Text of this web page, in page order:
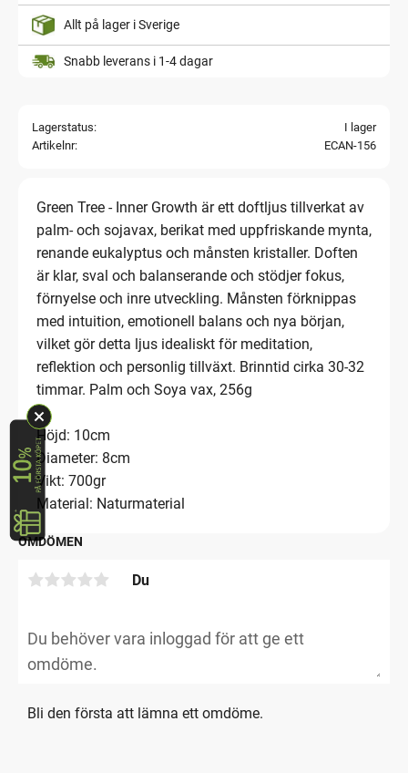
Allt på lager i Sverige
Snabb leverans i 1-4 dagar
Lagerstatus
I lager
Artikelnr
ECAN-156
Green Tree - Inner Growth är ett doftljus tillverkat av
palm- och sojavax, berikat med uppfriskande mynta,
renande eukalyptus och månsten kristaller. Doften
är klar, sval och balanserande och stödjer fokus,
förnyelse och inre utveckling. Månsten förknippas
med intuition, emotionell balans och nya början,
vilket gör detta ljus idealiskt för meditation,
reflektion och personlig tillväxt. Brinntid cirka 30-32
timmar. Palm och Soya vax, 256g
Höjd: 10cm
Diameter: 8cm
Vikt: 700gr
Material: Naturmaterial
OMDÖMEN
Du
Bli den första att lämna ett omdöme.